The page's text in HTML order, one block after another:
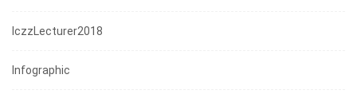
IczzLecturer2018
Infographic